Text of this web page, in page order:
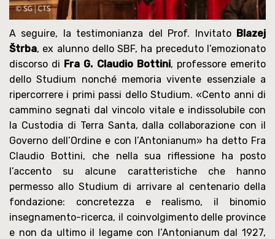
A seguire, la testimonianza del Prof. Invitato Blazej
Štrba, ex alunno dello SBF, ha preceduto l’emozionato
discorso di Fra G. Claudio Bottini, professore emerito
dello Studium nonché memoria vivente essenziale a
ripercorrere i primi passi dello Studium. «Cento anni di
cammino segnati dal vincolo vitale e indissolubile con
la Custodia di Terra Santa, dalla collaborazione con il
Governo dell’Ordine e con l’Antonianum» ha detto Fra
Claudio Bottini, che nella sua riflessione ha posto
l’accento su alcune caratteristiche che hanno
permesso allo Studium di arrivare al centenario della
fondazione: concretezza e realismo, il binomio
insegnamento-ricerca, il coinvolgimento delle province
e non da ultimo il legame con l’Antonianum dal 1927,